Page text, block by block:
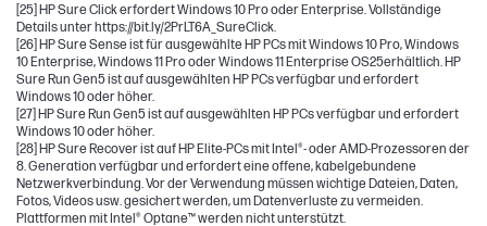
[25] HP Sure Click erfordert Windows 10 Pro oder Enterprise. Vollständige
Details unter https://bit.ly/2PrLT6A_SureClick.
[26] HP Sure Sense ist für ausgewählte HP PCs mit Windows 10 Pro, Windows
10 Enterprise, Windows 11 Pro oder Windows 11 Enterprise OS25erhältlich. HP
Sure Run Gen5 ist auf ausgewählten HP PCs verfügbar und erfordert
Windows 10 oder höher.
[27] HP Sure Run Gen5 ist auf ausgewählten HP PCs verfügbar und erfordert
Windows 10 oder höher.
[28] HP Sure Recover ist auf HP Elite-PCs mit Intel®- oder AMD-Prozessoren der
8. Generation verfügbar und erfordert eine offene, kabelgebundene
Netzwerkverbindung. Vor der Verwendung müssen wichtige Dateien, Daten,
Fotos, Videos usw. gesichert werden, um Datenverluste zu vermeiden.
Plattformen mit Intel® Optane™ werden nicht unterstützt.